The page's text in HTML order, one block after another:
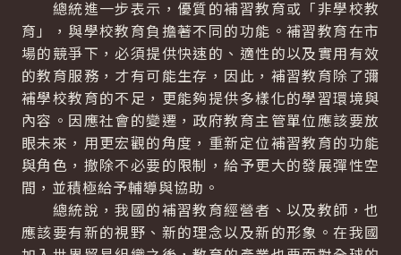
總統進一步表示，優質的補習教育或「非學校教
育」，與學校教育負擔著不同的功能。補習教育在市
場的競爭下，必須提供快速的、適性的以及實用有效
的教育服務，才有可能生存，因此，補習教育除了彌
補學校教育的不足，更能夠提供多樣化的學習環境與
內容。因應社會的變遷，政府教育主管單位應該要放
眼未來，用更宏觀的角度，重新定位補習教育的功能
與角色，撤除不必要的限制，給予更大的發展彈性空
間，並積極給予輔導與協助。
總統說，我國的補習教育經營者、以及教師，也
應該要有新的視野、新的理念以及新的形象。在我國